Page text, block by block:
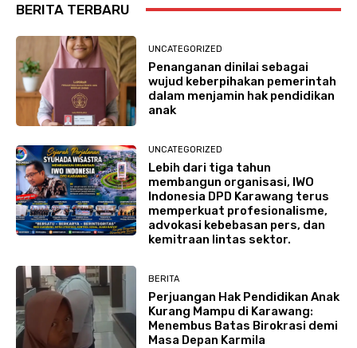
BERITA TERBARU
UNCATEGORIZED
Penanganan dinilai sebagai
wujud keberpihakan pemerintah
dalam menjamin hak pendidikan
anak
UNCATEGORIZED
Lebih dari tiga tahun
membangun organisasi, IWO
Indonesia DPD Karawang terus
memperkuat profesionalisme,
advokasi kebebasan pers, dan
kemitraan lintas sektor.
BERITA
Perjuangan Hak Pendidikan Anak
Kurang Mampu di Karawang:
Menembus Batas Birokrasi demi
Masa Depan Karmila